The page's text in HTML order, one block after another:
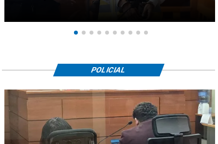
POLICIAL